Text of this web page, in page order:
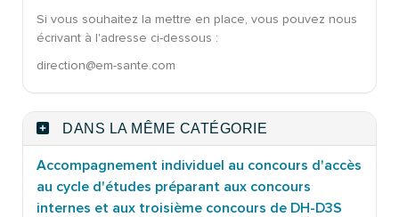
Si vous souhaitez la mettre en place, vous pouvez nous
écrivant à l'adresse ci-dessous :
direction@em-sante.com
DANS LA MÊME CATÉGORIE
Accompagnement individuel au concours d'accès
au cycle d'études préparant aux concours
internes et aux troisième concours de DH-D3S